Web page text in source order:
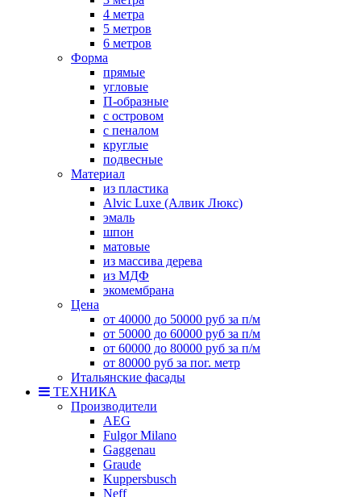
4 метра
5 метров
6 метров
Форма
прямые
угловые
П-образные
с островом
с пеналом
круглые
подвесные
Материал
из пластика
Alvic Luxe (Алвик Люкс)
эмаль
шпон
матовые
из массива дерева
из МДФ
экомембрана
Цена
от 40000 до 50000 руб за п/м
от 50000 до 60000 руб за п/м
от 60000 до 80000 руб за п/м
от 80000 руб за пог. метр
Итальянские фасады
ТЕХНИКА
Производители
AEG
Fulgor Milano
Gaggenau
Graude
Kuppersbusch
Neff